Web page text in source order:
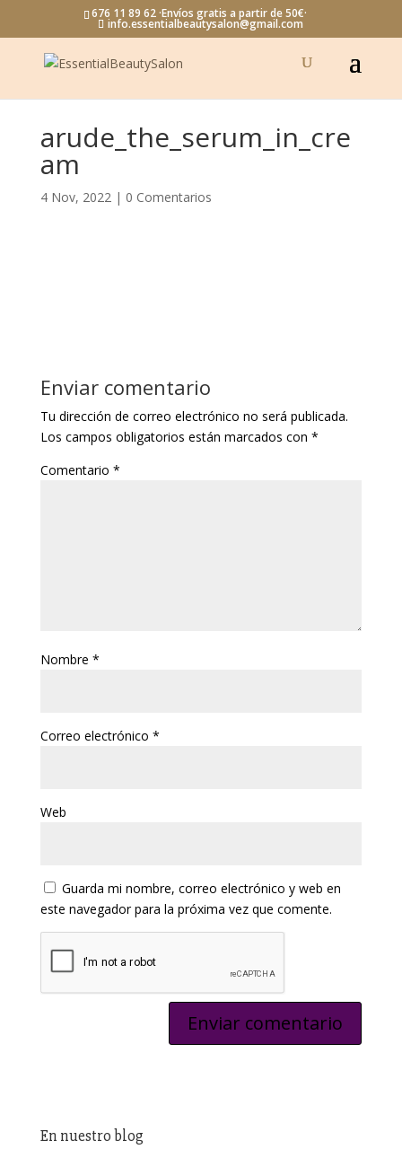
676 11 89 62 ·Envíos gratis a partir de 50€·
info.essentialbeautysalon@gmail.com
arude_the_serum_in_cre
am
4 Nov, 2022| 0 Comentarios
Enviar comentario
Tu dirección de correo electrónico no será publicada.
Los campos obligatorios están marcados con *
Comentario *
Nombre *
Correo electrónico *
Web
Guarda mi nombre, correo electrónico y web en
este navegador para la próxima vez que comente.
En nuestro blog